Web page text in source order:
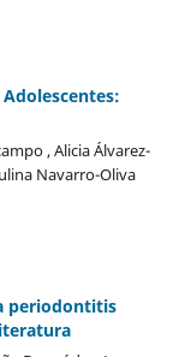
, Alicia Álvarez-
Navarro-Oliva
periodontitis